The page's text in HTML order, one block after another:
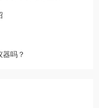
吗？